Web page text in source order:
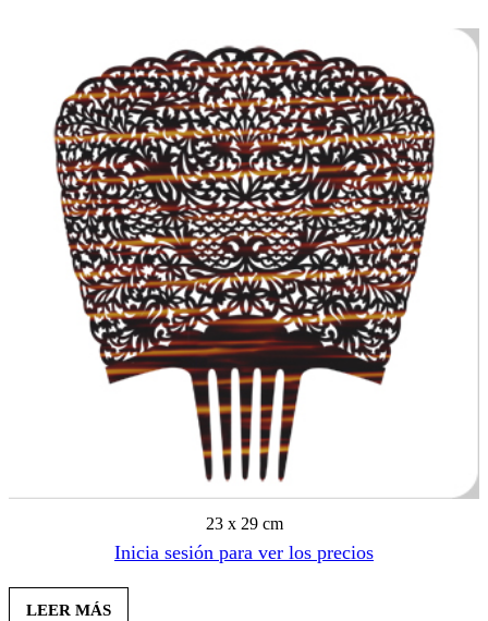
23 x 29 cm
Inicia sesión para ver los precios
LEER MÁS